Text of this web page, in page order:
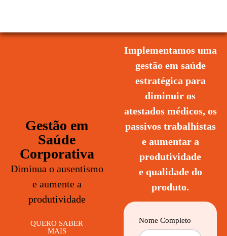
Gestão em
Saúde
Corporativa
Diminua o ausentismo
e aumente a
produtividade
QUERO SABER
MAIS
Implementamos uma
gestão em saúde
estratégica para
diminuir os
atestados médicos, os
passivos trabalhistas
e aumentar a
produtividade
e qualidade do
produto.
Nome Completo